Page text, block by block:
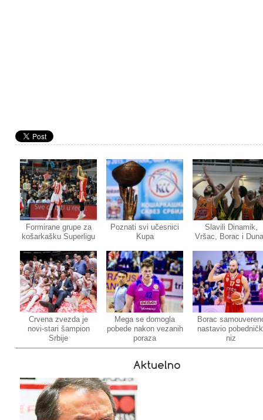
Formirane grupe za
košarkašku Superligu
Poznati svi učesnici
Kupa
Slavili Dinamik,
Vršac, Borac i
Crvena zvezda je
novi-stari šampion
Srbije
Mega se domogla
pobede nakon vezanih
poraza
Borac
nastavio
niz
Aktuelno